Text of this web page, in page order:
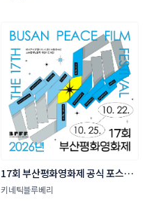
17회 부산평화영화제 공식 포스터
공모
키네틱블루베리